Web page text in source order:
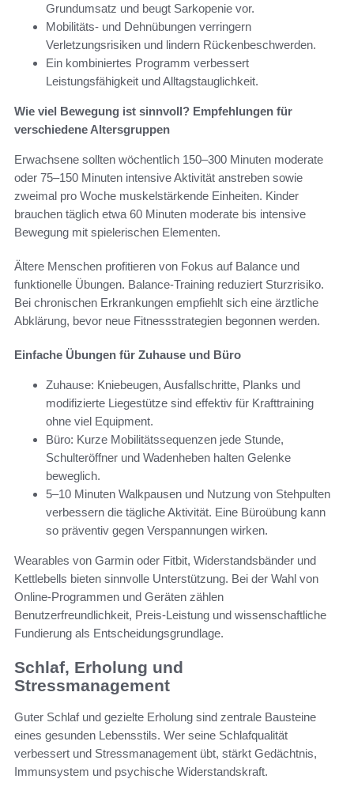
Grundumsatz und beugt Sarkopenie vor.
Mobilitäts- und Dehnübungen verringern
Verletzungsrisiken und lindern Rückenbeschwerden.
Ein kombiniertes Programm verbessert
Leistungsfähigkeit und Alltagstauglichkeit.
Wie viel Bewegung ist sinnvoll? Empfehlungen für
verschiedene Altersgruppen
Erwachsene sollten wöchentlich 150–300 Minuten moderate
oder 75–150 Minuten intensive Aktivität anstreben sowie
zweimal pro Woche muskelstärkende Einheiten. Kinder
brauchen täglich etwa 60 Minuten moderate bis intensive
Bewegung mit spielerischen Elementen.
Ältere Menschen profitieren von Fokus auf Balance und
funktionelle Übungen. Balance-Training reduziert Sturzrisiko.
Bei chronischen Erkrankungen empfiehlt sich eine ärztliche
Abklärung, bevor neue Fitnessstrategien begonnen werden.
Einfache Übungen für Zuhause und Büro
Zuhause: Kniebeugen, Ausfallschritte, Planks und
modifizierte Liegestütze sind effektiv für Krafttraining
ohne viel Equipment.
Büro: Kurze Mobilitätssequenzen jede Stunde,
Schulteröffner und Wadenheben halten Gelenke
beweglich.
5–10 Minuten Walkpausen und Nutzung von Stehpulten
verbessern die tägliche Aktivität. Eine Büroübung kann
so präventiv gegen Verspannungen wirken.
Wearables von Garmin oder Fitbit, Widerstandsbänder und
Kettlebells bieten sinnvolle Unterstützung. Bei der Wahl von
Online-Programmen und Geräten zählen
Benutzerfreundlichkeit, Preis-Leistung und wissenschaftliche
Fundierung als Entscheidungsgrundlage.
Schlaf, Erholung und
Stressmanagement
Guter Schlaf und gezielte Erholung sind zentrale Bausteine
eines gesunden Lebensstils. Wer seine Schlafqualität
verbessert und Stressmanagement übt, stärkt Gedächtnis,
Immunsystem und psychische Widerstandskraft.